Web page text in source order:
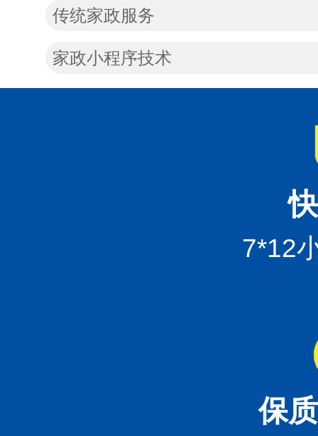
传统家政服务
家政小程序技术
7*12
保